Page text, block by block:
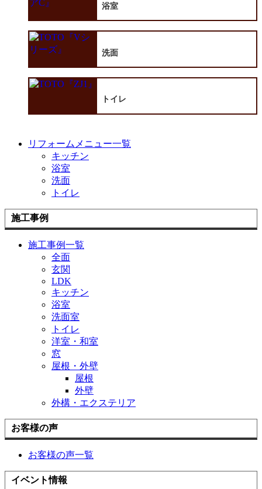
浴室
洗面
トイレ
リフォームメニュー一覧
キッチン
浴室
洗面
トイレ
施工事例
施工事例一覧
全面
玄関
LDK
キッチン
浴室
洗面室
トイレ
洋室・和室
窓
屋根・外壁
屋根
外壁
外構・エクステリア
お客様の声
お客様の声一覧
イベント情報